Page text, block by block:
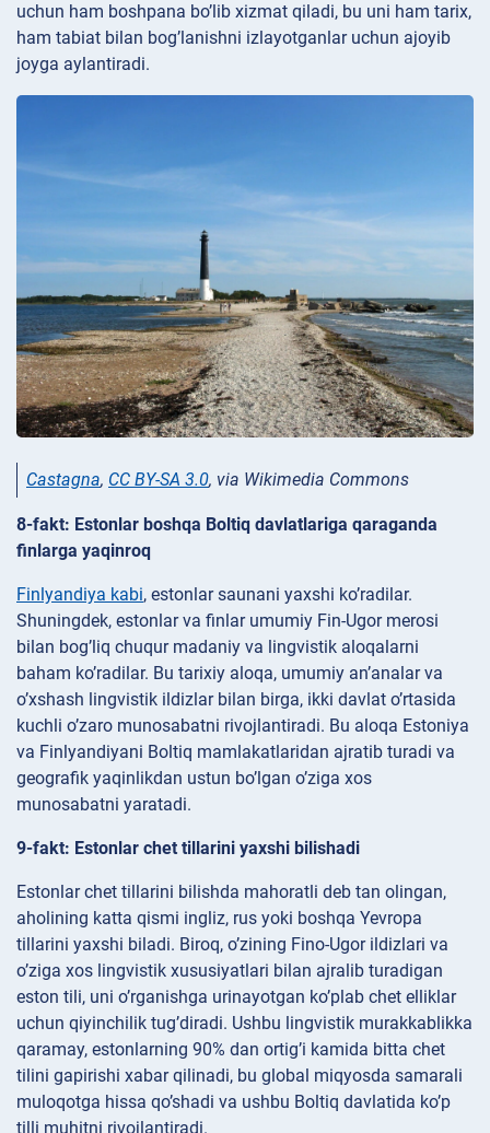
uchun ham boshpana bo’lib xizmat qiladi, bu uni ham tarix,
ham tabiat bilan bog’lanishni izlayotganlar uchun ajoyib
joyga aylantiradi.
Castagna, CC BY-SA 3.0, via Wikimedia Commons
8-fakt: Estonlar boshqa Boltiq davlatlariga qaraganda
finlarga yaqinroq
Finlyandiya kabi, estonlar saunani yaxshi ko’radilar.
Shuningdek, estonlar va finlar umumiy Fin-Ugor merosi
bilan bog’liq chuqur madaniy va lingvistik aloqalarni
baham ko’radilar. Bu tarixiy aloqa, umumiy an’analar va
o’xshash lingvistik ildizlar bilan birga, ikki davlat o’rtasida
kuchli o’zaro munosabatni rivojlantiradi. Bu aloqa Estoniya
va Finlyandiyani Boltiq mamlakatlaridan ajratib turadi va
geografik yaqinlikdan ustun bo’lgan o’ziga xos
munosabatni yaratadi.
9-fakt: Estonlar chet tillarini yaxshi bilishadi
Estonlar chet tillarini bilishda mahoratli deb tan olingan,
aholining katta qismi ingliz, rus yoki boshqa Yevropa
tillarini yaxshi biladi. Biroq, o’zining Fino-Ugor ildizlari va
o’ziga xos lingvistik xususiyatlari bilan ajralib turadigan
eston tili, uni o’rganishga urinayotgan ko’plab chet elliklar
uchun qiyinchilik tug’diradi. Ushbu lingvistik murakkablikka
qaramay, estonlarning 90% dan ortig’i kamida bitta chet
tilini gapirishi xabar qilinadi, bu global miqyosda samarali
muloqotga hissa qo’shadi va ushbu Boltiq davlatida ko’p
tilli muhitni rivojlantiradi.